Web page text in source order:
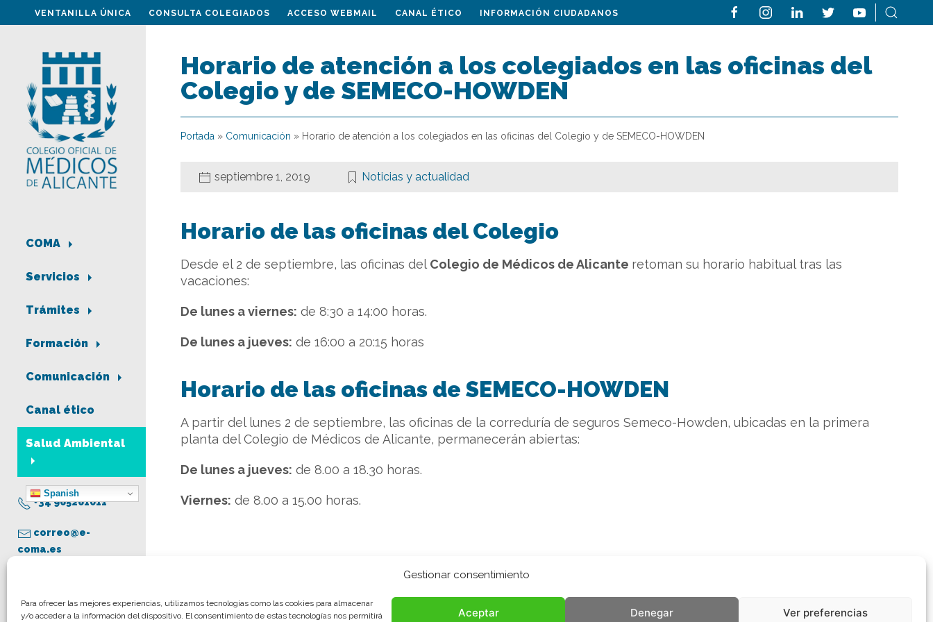
Gestionar consentimiento
Para ofrecer las mejores experiencias, utilizamos tecnologías como las cookies para almacenar
y/o acceder a la información del dispositivo. El consentimiento de estas tecnologías nos permitirá
Aceptar Denegar Ver preferencias
VENTANILLA ÚNICA CONSULTA COLEGIADOS ACCESO WEBMAIL CANAL ÉTICO INFORMACIÓN CIUDADANOS
COMA
Servicios
Trámites
Formación
Comunicación
Canal ético
Salud Ambiental
Spanish
+34 965261011
correo@e-
coma.es
Aviso legal
Horario de atención a los colegiados en las oficinas del
Colegio y de SEMECO-HOWDEN
Portada » Comunicación » Horario de atención a los colegiados en las oficinas del Colegio y de SEMECO-HOWDEN
septiembre 1, 2019 Noticias y actualidad
Horario de las oficinas del Colegio
Desde el 2 de septiembre, las oficinas del Colegio de Médicos de Alicante retoman su horario habitual tras las
vacaciones:
De lunes a viernes: de 8:30 a 14:00 horas.
De lunes a jueves: de 16:00 a 20:15 horas
Horario de las oficinas de SEMECO-HOWDEN
A partir del lunes 2 de septiembre, las oficinas de la correduría de seguros Semeco-Howden, ubicadas en la primera
planta del Colegio de Médicos de Alicante, permanecerán abiertas:
De lunes a jueves: de 8.00 a 18.30 horas.
Viernes: de 8.00 a 15.00 horas.